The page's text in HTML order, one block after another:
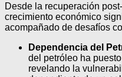
Desde la recuperación
crecimiento económico
acompañado de desafíos
Dependencia del
del petróleo ha
revelando la